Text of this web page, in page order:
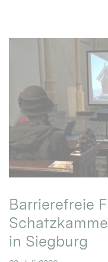
Barrierefreie
in Siegburg